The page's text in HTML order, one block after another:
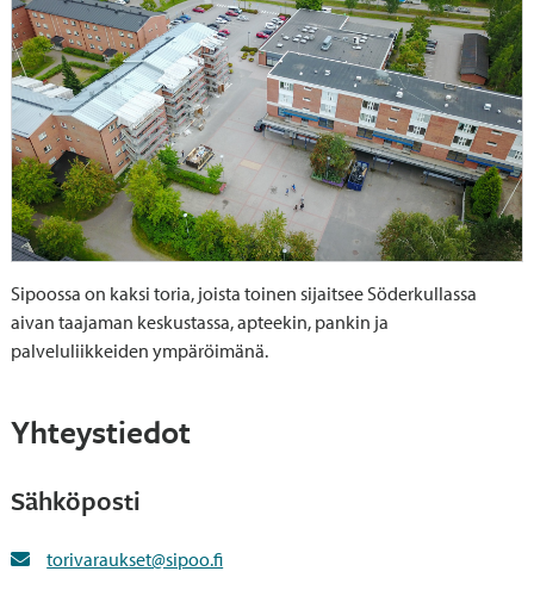
Sipoossa on kaksi toria, joista toinen sijaitsee Söderkullassa
aivan taajaman keskustassa, apteekin, pankin ja
palveluliikkeiden ympäröimänä.
Yhteystiedot
Sähköposti
torivaraukset@sipoo.fi